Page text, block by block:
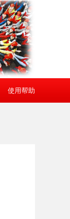
使用帮助